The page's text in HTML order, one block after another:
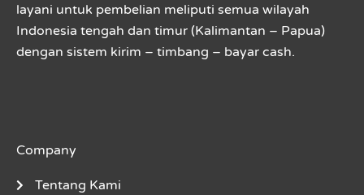
layani untuk pembelian meliputi semua wilayah
Indonesia tengah dan timur (Kalimantan – Papua)
dengan sistem kirim – timbang – bayar cash.
Company
Tentang Kami